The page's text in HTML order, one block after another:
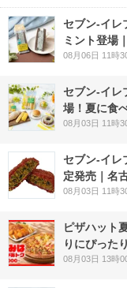
セブン‐イレ
ミント登場
08月06日 11時
セブン‐イ
場！夏に食
08月03日 11時
セブン-イレ
定発売｜名
08月03日 11時
ピザハット
りにぴった
08月03日 13時